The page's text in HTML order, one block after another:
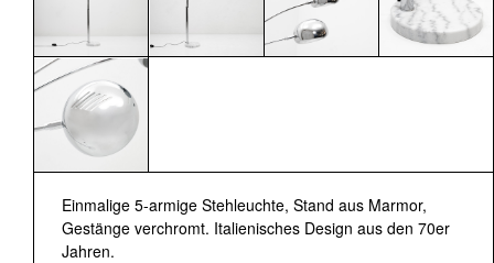
Einmalige 5-armige Stehleuchte, Stand aus Marmor,
Gestänge verchromt. Italienisches Design aus den 70er
Jahren.